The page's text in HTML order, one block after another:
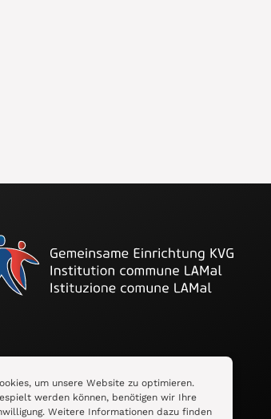
um unsere Website zu optimieren.
werden können, benötigen wir Ihre
Weitere Informationen dazu finden